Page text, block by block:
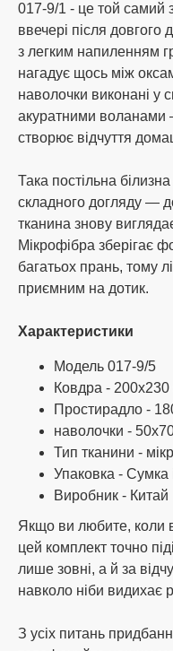
Увага!
У нас
надсилання
замовлення тричі
понеділок, середа
розуміння!
оплата
адресою м.
оплата
переказом;
розрахунок
Приватбанку;
(накладений
від суми
грн.)
Ми дбаємо про
менеджер
спосіб оплати та
реквізити. При
замовлень до
решта наступного
Спосіб доставки
Інтернет-магазин
доставку за
017-9/1 - це той самий
ввечері після довгого
з легким напиленням
нагадує щось між
наволочки виконані у
акуратними воланами
створює відчуття
Така постільна
складного догляду —
тканина знову
Мікрофібра зберігає
багатьох прань, тому
приємним на дотик.
Характеристики
Модель 017-9/5
Ковдра -
Простирадло -
наволочки -
Тип тканини -
Упаковка - Сумка
Виробник - Китай
Якщо ви любите, коли
цей комплект точно
лише зовні, а й за
навколо ніби видихає
З усіх питань